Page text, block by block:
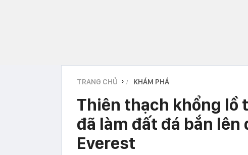
TRANG CHỦ › KHÁM PHÁ
Thiên thạch khổng lồ
đã làm đất đá bắn lên
Everest